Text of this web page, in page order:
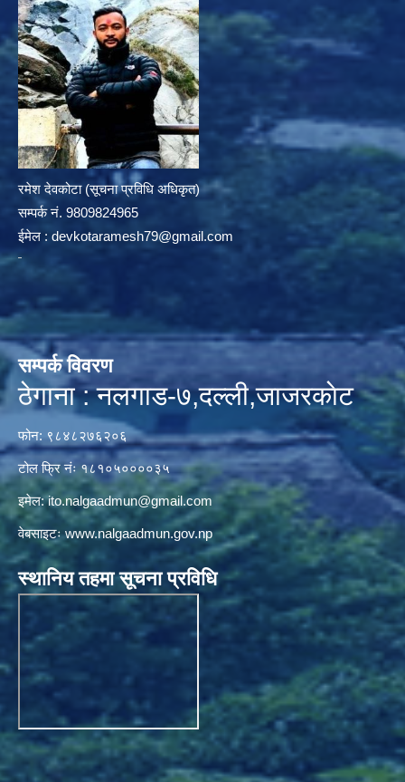
रमेश देवकोटा (सूचना प्रविधि अधिकृत)
सम्पर्क न‌ं. 9809824965
ईमेल : devkotaramesh79@gmail.com
सम्पर्क विवरण
ठेगाना : नलगाड-७,दल्ली,जाजरकाेट
फोन: ९८४८२७६२०६
टोल फ्रि नंः १८१०५००००३५
इमेल:ito.nalgaadmun@gmail.com
वेबसाइटःwww.nalgaadmun.gov.np
स्थानिय तहमा सूचना प्रविधि